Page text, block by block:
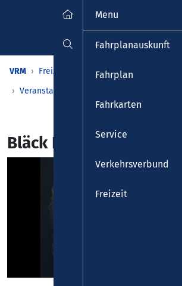
VRM Freizeit
Veranstaltungen & Kalender
Veranstaltungen
Bläck Fööss
Menu
Fahrplanauskunft
Fahrplan
Fahrkarten
Service
Verkehrsverbund
Freizeit